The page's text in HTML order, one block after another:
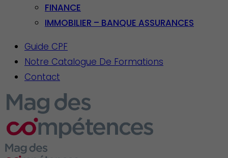
FINANCE
IMMOBILIER – BANQUE ASSURANCES
Guide CPF
Notre Catalogue De Formations
Contact